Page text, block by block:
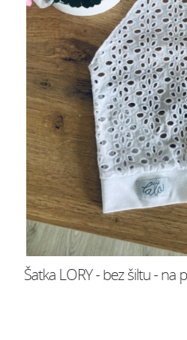
Šatka LORY - bez šiltu - na